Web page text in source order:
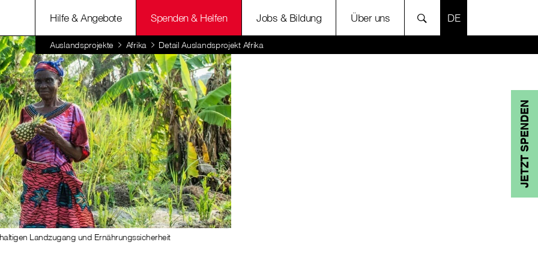
Hilfe & Angebote Spenden & Helfen Jobs & Bildung Über uns SPRACHE
Auslandsprojekte Afrika Detail Auslandsprojekt Afrika
JETZT SPENDEN
Landzugang und Ernährungssicherheit